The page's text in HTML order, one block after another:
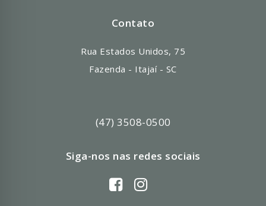
Contato
Rua Estados Unidos, 75
Fazenda - Itajaí - SC
(47) 3508-0500
Siga-nos nas redes sociais